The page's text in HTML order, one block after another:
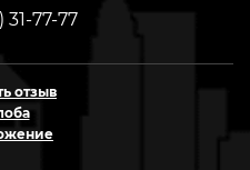
31-77-77
отзыв